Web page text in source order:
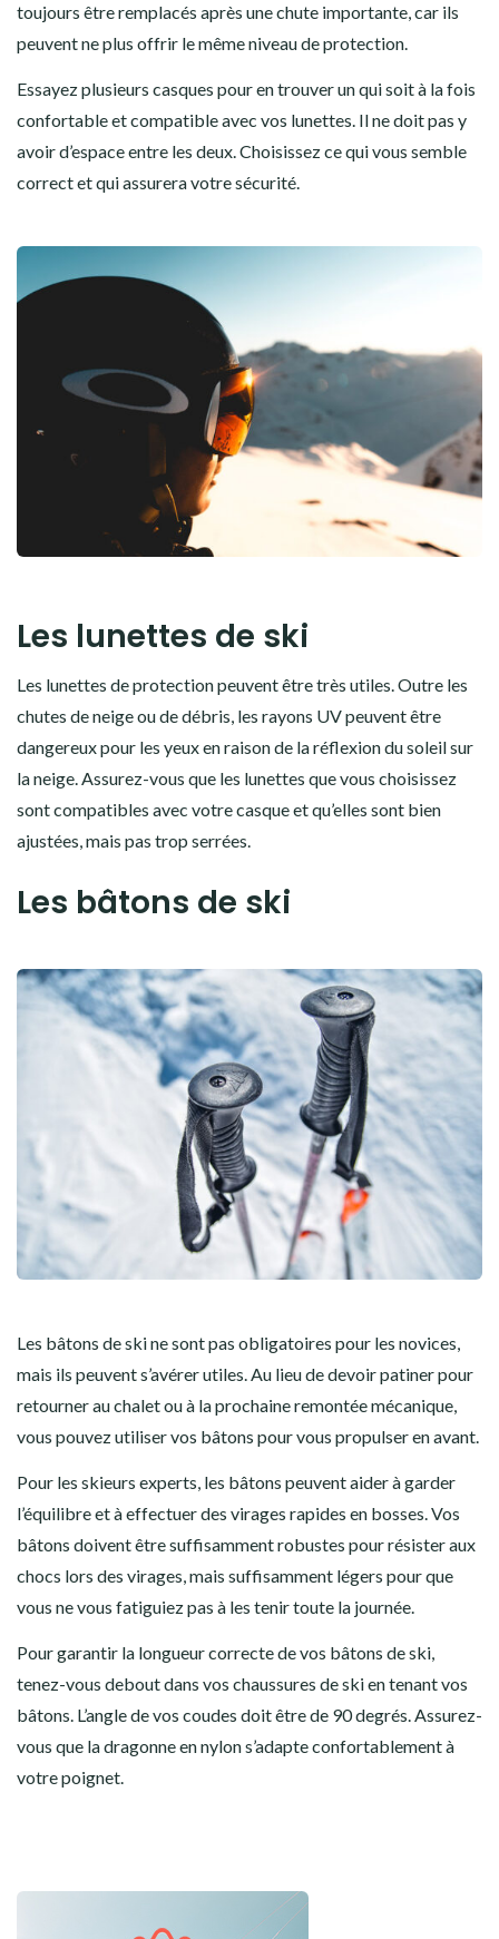
toujours être remplacés après une chute importante, car ils
peuvent ne plus offrir le même niveau de protection.
Essayez plusieurs casques pour en trouver un qui soit à la fois
confortable et compatible avec vos lunettes. Il ne doit pas y
avoir d’espace entre les deux. Choisissez ce qui vous semble
correct et qui assurera votre sécurité.
Les lunettes de ski
Les lunettes de protection peuvent être très utiles. Outre les
chutes de neige ou de débris, les rayons UV peuvent être
dangereux pour les yeux en raison de la réflexion du soleil sur
la neige. Assurez-vous que les lunettes que vous choisissez
sont compatibles avec votre casque et qu’elles sont bien
ajustées, mais pas trop serrées.
Les bâtons de ski
Les bâtons de ski ne sont pas obligatoires pour les novices,
mais ils peuvent s’avérer utiles. Au lieu de devoir patiner pour
retourner au chalet ou à la prochaine remontée mécanique,
vous pouvez utiliser vos bâtons pour vous propulser en avant.
Pour les skieurs experts, les bâtons peuvent aider à garder
l’équilibre et à effectuer des virages rapides en bosses. Vos
bâtons doivent être suffisamment robustes pour résister aux
chocs lors des virages, mais suffisamment légers pour que
vous ne vous fatiguiez pas à les tenir toute la journée.
Pour garantir la longueur correcte de vos bâtons de ski,
tenez-vous debout dans vos chaussures de ski en tenant vos
bâtons. L’angle de vos coudes doit être de 90 degrés. Assurez-
vous que la dragonne en nylon s’adapte confortablement à
votre poignet.